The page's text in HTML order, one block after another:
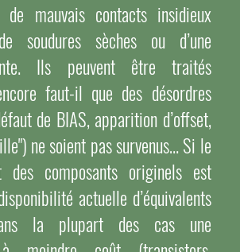
de mauvais contacts insidieux
soudures sèches ou d’une
Ils peuvent être traités
faut-il que des désordres
de BIAS, apparition d’offset,
ne soient pas survenus… Si le
des composants originels est
actuelle d’équivalents
la plupart des cas une